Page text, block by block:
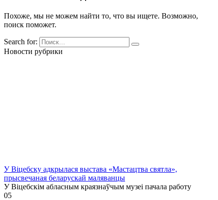
Похоже, мы не можем найти то, что вы ищете. Возможно,
поиск поможет.
Search for:
Новости рубрики
У Віцебску адкрылася выстава «Мастацтва святла»,
прысвечаная беларускай маляванцы
У Віцебскім абласным краязнаўчым музеі пачала работу
05